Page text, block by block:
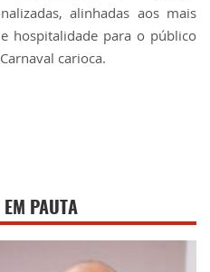
alinhadas aos mais
hospitalidade para o público
carioca.
PAUTA